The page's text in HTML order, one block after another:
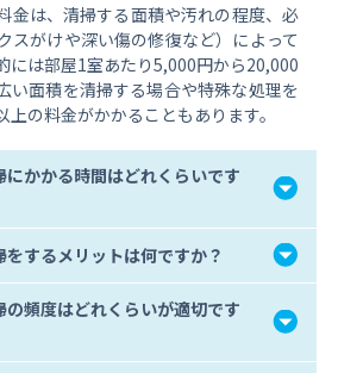
金は、清掃する面積や汚れの程度、必
スがけや深い傷の修復など）によって
には部屋1室あたり5,000円から20,000
い面積を清掃する場合や特殊な処理を
の料金がかかることもあります。
にかかる時間はどれくらいです
するメリットは何ですか？
の頻度はどれくらいが適切です